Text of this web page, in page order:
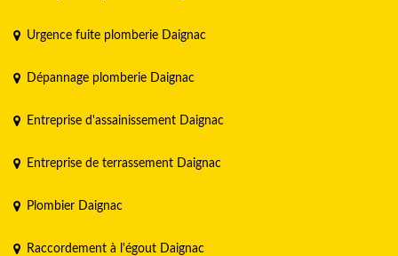
Urgence fuite plomberie Daignac
Dépannage plomberie Daignac
Entreprise d'assainissement Daignac
Entreprise de terrassement Daignac
Plombier Daignac
Raccordement à l'égout Daignac